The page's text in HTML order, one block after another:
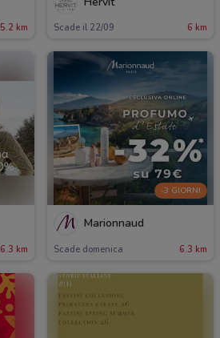
5.2 km Scade il 22/09 6 km
6.3 km
-3 GIORNI
Marionnaud
Scade domenica 6.3 km